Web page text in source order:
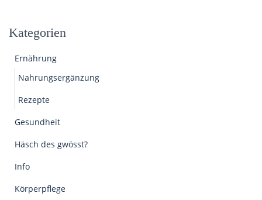
Kategorien
Ernährung
Nahrungsergänzung
Rezepte
Gesundheit
Häsch des gwösst?
Info
Körperpflege